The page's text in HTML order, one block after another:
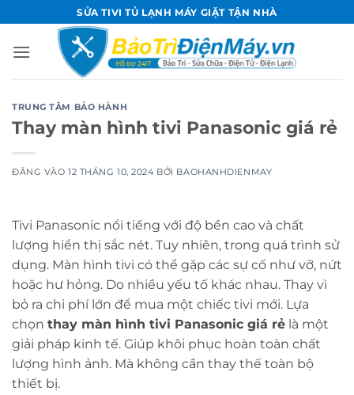
qua
nội
SỬA TIVI TỦ LẠNH MÁY GIẶT TẬN NHÀ
TRUNG TÂM BẢO HÀNH
Thay màn hình tivi Panasonic giá rẻ
ĐĂNG VÀO12 THÁNG 10, 2024 BỞI BAOHANHDIENMAY
Tivi Panasonic nổi tiếng với độ bền cao và chất
lượng hiển thị sắc nét. Tuy nhiên, trong quá trình sử
dụng. Màn hình tivi có thể gặp các sự cố như vỡ, nứt
hoặc hư hỏng. Do nhiều yếu tố khác nhau. Thay vì
bỏ ra chi phí lớn để mua một chiếc tivi mới. Lựa
chọn thay màn hình tivi Panasonic giá rẻ là một
giải pháp kinh tế. Giúp khôi phục hoàn toàn chất
lượng hình ảnh. Mà không cần thay thế toàn bộ
thiết bị.